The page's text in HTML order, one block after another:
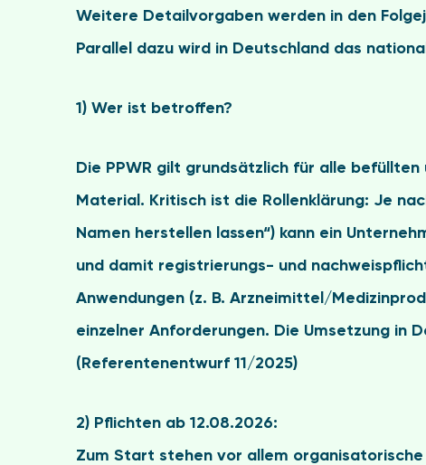
Weitere Detailvorgaben werden in den
Parallel dazu wird in Deutschland das
1) Wer ist betroffen?
Die PPWR gilt grundsätzlich für alle befüllten
Material. Kritisch ist die Rollenklärung: Je
Namen herstellen lassen“) kann ein
und damit registrierungs- und
Anwendungen (z. B. Arzneimittel/
einzelner Anforderungen. Die Umsetzung in
(Referentenentwurf 11/2025)
2) Pflichten ab 12.08.2026:
Zum Start stehen vor allem